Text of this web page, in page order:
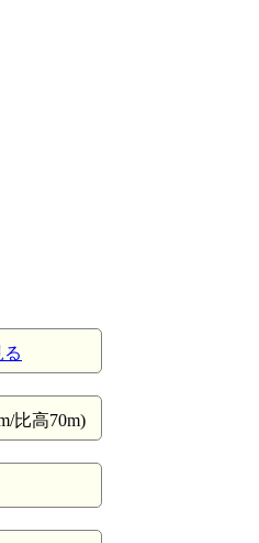
比高70m)